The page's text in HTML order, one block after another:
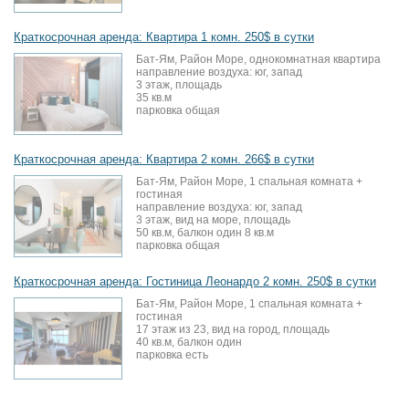
Краткосрочная аренда: Квартира 1 комн. 250$ в сутки
Бат-Ям, Район Море, однокомнатная квартира
направление воздуха: юг, запад
3 этаж, площадь
35 кв.м
парковка общая
Краткосрочная аренда: Квартира 2 комн. 266$ в сутки
Бат-Ям, Район Море, 1 спальная комната +
гостиная
направление воздуха: юг, запад
3 этаж, вид на море, площадь
50 кв.м, балкон один 8 кв.м
парковка общая
Краткосрочная аренда: Гостиница Леонардо 2 комн. 250$ в сутки
Бат-Ям, Район Море, 1 спальная комната +
гостиная
17 этаж из 23, вид на город, площадь
40 кв.м, балкон один
парковка есть